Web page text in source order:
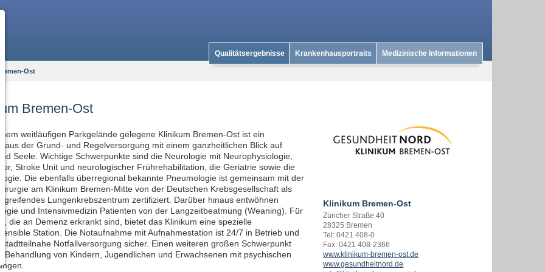
Qualitätsergebnisse Krankenhausportraits Medizinische Informationen
Ost
Bremen-Ost
weitläufigen Parkgelände gelegene Klinikum Bremen-Ost ist ein
der Grund- und Regelversorgung mit einem ganzheitlichen Blick auf
Seele. Wichtige Schwerpunkte sind die Neurologie mit Neurophysiologie,
Stroke Unit und neurologischer Frührehabilitation, die Geriatrie sowie die
Die ebenfalls überregional bekannte Pneumologie ist gemeinsam mit der
am Klinikum Bremen-Mitte von der Deutschen Krebsgesellschaft als
Lungenkrebszentrum zertifiziert. Darüber hinaus entwöhnen
und Intensivmedizin Patienten von der Langzeitbeatmung (Weaning). Für
die an Demenz erkrankt sind, bietet das Klinikum eine spezielle
Station. Die Notaufnahme mit Aufnahmestation ist 24/7 in Betrieb und
stadtteilnahe Notfallversorgung sicher. Einen weiteren großen Schwerpunkt
Behandlung von Kindern, Jugendlichen und Erwachsenen mit psychischen
Klinikum Bremen-Ost
Züricher Straße 40
28325 Bremen
Tel: 0421 408-0
Fax: 0421 408-2366
www.klinikum-bremen-ost.de
www.gesundheitnord.de